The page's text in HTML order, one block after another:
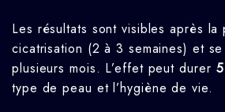
Les résultats sont visibles après la
cicatrisation (2 à 3 semaines) et
plusieurs mois. L’effet peut durer
type de peau et l’hygiène de vie.